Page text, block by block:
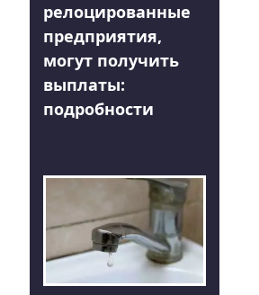
релоцированные
предприятия,
могут получить
выплаты:
подробности